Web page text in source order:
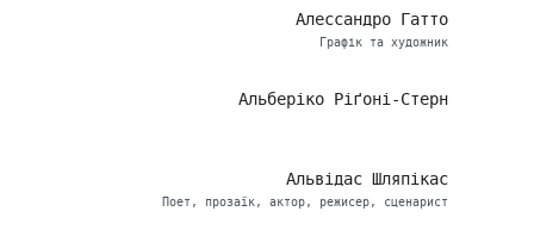
Алессандро Гатто
Графік та художник
Альберіко Ріґоні-Стерн
Альвідас Шляпікас
Поет, прозаїк, актор, режисер, сценарист